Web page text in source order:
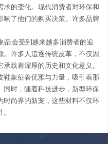
求的变化。现代消费者对环保和
响了他们的购买决策。许多品牌
会受到越来越多消费者的追
。许多人追逐传统皮革，不仅因
载着深厚的历史和文化意义。
鞋象征着优雅与力量，吸引着那
同时，随着科技进步，新型环保
时尚界的新宠，这些材料不仅环
4
5
6
7
8
0
1